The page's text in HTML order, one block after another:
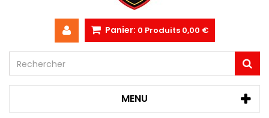
Panier: 0 Produits 0,00 €
MENU